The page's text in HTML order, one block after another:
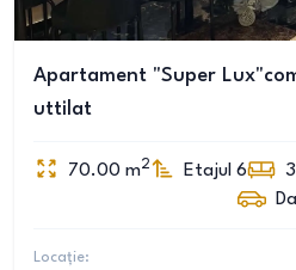
Apartament "Super
uttilat
70.00 m2 Etajul 6 3
Da
Locație: